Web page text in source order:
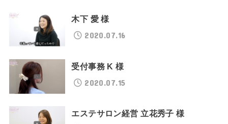
木下 愛 様
2020.07.16
受付事務 K 様
2020.07.15
エステサロン経営 立花秀子 様